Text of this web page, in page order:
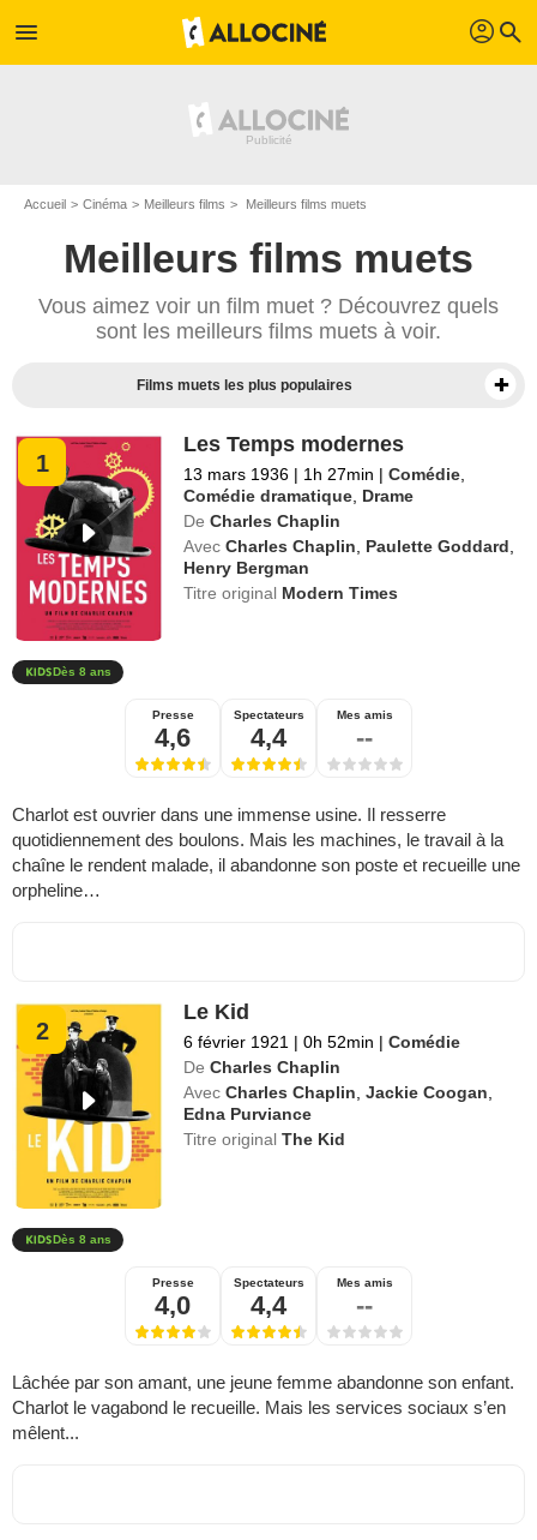
menu profil search
Accueil Cinéma Meilleurs films Meilleurs films muets
Meilleurs films muets
Vous aimez voir un film muet ? Découvrez quels
sont les meilleurs films muets à voir.
Films muets les plus populaires
1
Les Temps modernes
13 mars 1936 | 1h 27min | Comédie
Comédie dramatique Drame
De Charles Chaplin
Avec Charles Chaplin Paulette Goddard
Henry Bergman
Titre original Modern Times
Dès 8 ans
Presse
4,6
Spectateurs
4,4
Mes amis
--
Charlot est ouvrier dans une immense usine. Il resserre
quotidiennement des boulons. Mais les machines, le travail à la
chaîne le rendent malade, il abandonne son poste et recueille une
orpheline…
2
Le Kid
6 février 1921 | 0h 52min | Comédie
De Charles Chaplin
Avec Charles Chaplin ,Jackie Coogan
Edna Purviance
Titre originalThe Kid
Dès 8 ans
Presse
4,0
Spectateurs
4,4
Mes amis
--
Lâchée par son amant, une jeune femme abandonne son enfant.
Charlot le vagabond le recueille. Mais les services sociaux s’en
mêlent...